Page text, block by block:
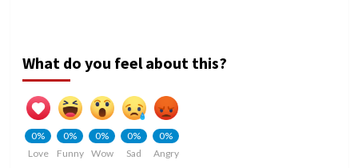
What do you feel about this?
0%
Love
0%
Funny
0%
Wow
0%
Sad
0%
Angry